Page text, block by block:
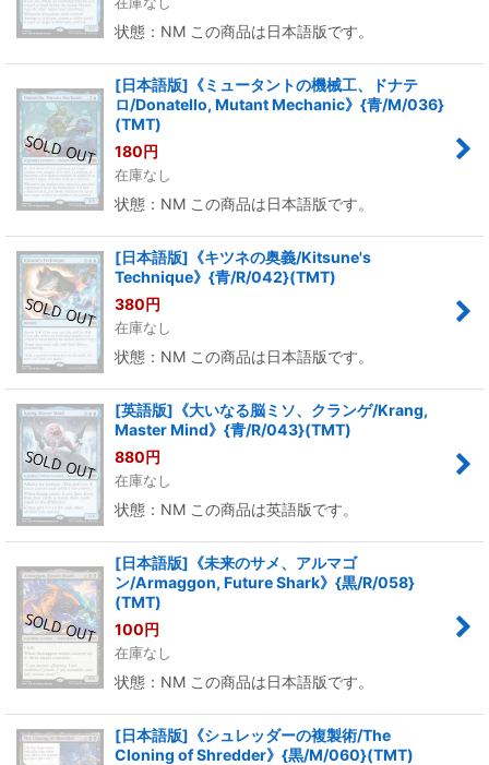
状態：NM この商品は日本語版です。
[日本語版]《ミュータントの機械工、ドナテ
ロ/Donatello, Mutant Mechanic》{青/M/036}
(TMT)
180円
在庫なし
状態：NM この商品は日本語版です。
[日本語版]《キツネの奥義/Kitsune's
Technique》{青/R/042}(TMT)
380円
在庫なし
状態：NM この商品は日本語版です。
[英語版]《大いなる脳ミソ、クランゲ/Krang,
Master Mind》{青/R/043}(TMT)
880円
在庫なし
状態：NM この商品は英語版です。
[日本語版]《未来のサメ、アルマゴ
ン/Armaggon, Future Shark》{黒/R/058}
(TMT)
100円
在庫なし
状態：NM この商品は日本語版です。
[日本語版]《シュレッダーの複製術/The
Cloning of Shredder》{黒/M/060}(TMT)